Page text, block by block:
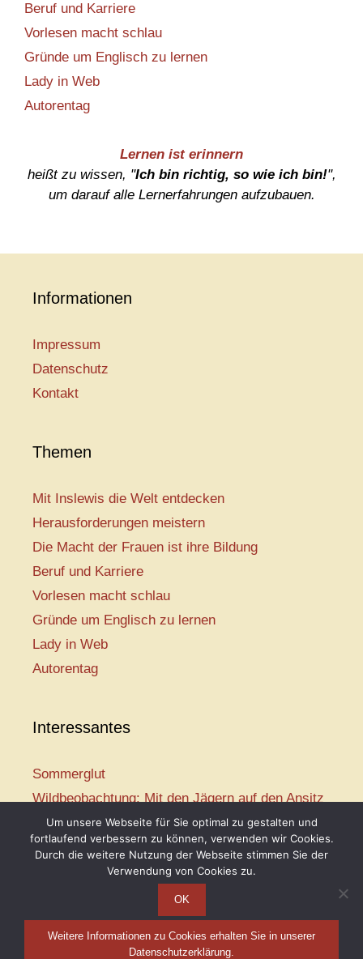
Beruf und Karriere
Vorlesen macht schlau
Gründe um Englisch zu lernen
Lady in Web
Autorentag
Lernen ist erinnern
heißt zu wissen, "Ich bin richtig, so wie ich bin!",
um darauf alle Lernerfahrungen aufzubauen.
Informationen
Impressum
Datenschutz
Kontakt
Themen
Mit Inslewis die Welt entdecken
Herausforderungen meistern
Die Macht der Frauen ist ihre Bildung
Beruf und Karriere
Vorlesen macht schlau
Gründe um Englisch zu lernen
Lady in Web
Autorentag
Interessantes
Sommerglut
Wildbeobachtung: Mit den Jägern auf den Ansitz
Mir ist so heiß
Mission: Rettungsschwimmer
Vogelwelt-Entdeckertour
Telse Maria Kähler, 2026
Um unsere Webseite für Sie optimal zu gestalten und
fortlaufend verbessern zu können, verwenden wir Cookies.
Durch die weitere Nutzung der Webseite stimmen Sie der
Verwendung von Cookies zu.
OK
Weitere Informationen zu Cookies erhalten Sie in unserer
Datenschutzerklärung.